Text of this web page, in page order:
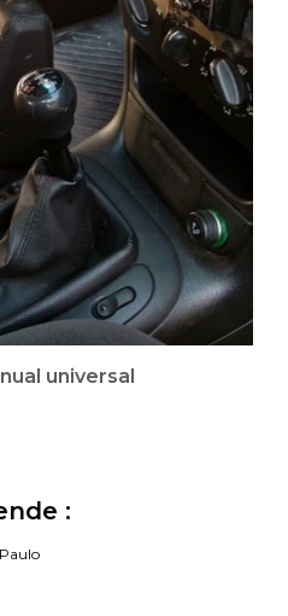
universal
: